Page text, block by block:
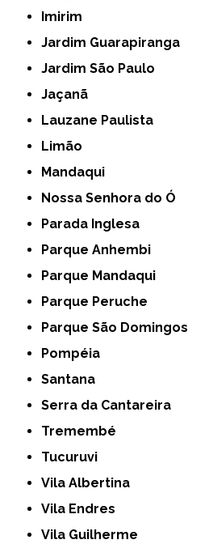
Imirim
Jardim Guarapiranga
Jardim São Paulo
Jaçanã
Lauzane Paulista
Limão
Mandaqui
Nossa Senhora do Ó
Parada Inglesa
Parque Anhembi
Parque Mandaqui
Parque Peruche
Parque São Domingos
Pompéia
Santana
Serra da Cantareira
Tremembé
Tucuruvi
Vila Albertina
Vila Endres
Vila Guilherme